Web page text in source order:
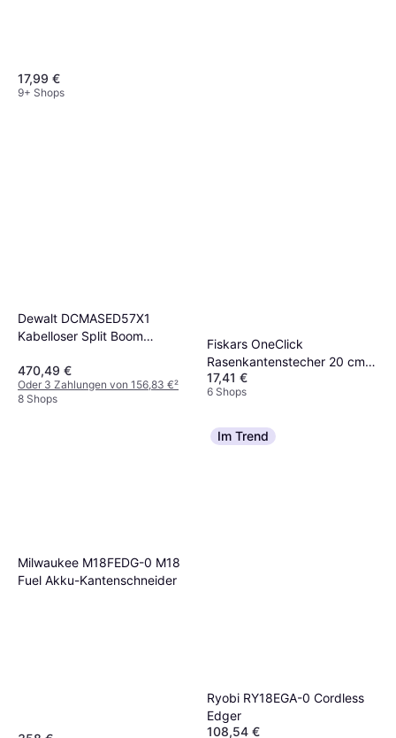
17,99 €
9+ Shops
Dewalt DCMASED57X1
Kabelloser Split Boom
470,49 €
Oder 3 Zahlungen von 156,83 €²
8 Shops
Fiskars OneClick
Rasenkantenstecher 20 cm
ohne Stiel
17,41 €
6 Shops
Milwaukee M18FEDG-0 M18
Fuel Akku-Kantenschneider
Im Trend
Ryobi RY18EGA-0 Cordless
Edger
108,54 €